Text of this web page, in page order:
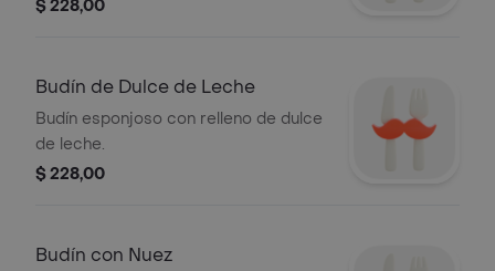
$ 228,00
Budín de Dulce de Leche
Budín esponjoso con relleno de dulce
de leche.
$ 228,00
Budín con Nuez